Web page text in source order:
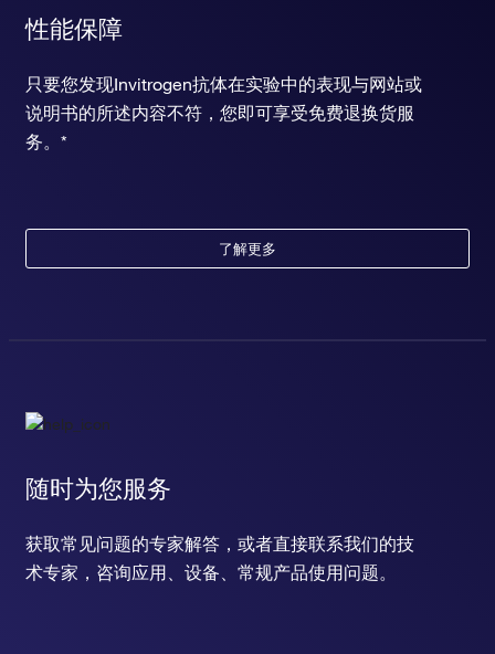
性能保障
只要您发现Invitrogen抗体在实验中的表现与网站或
说明书的所述内容不符，您即可享受免费退换货服
务。*
了解更多
随时为您服务
获取常见问题的专家解答，或者直接联系我们的技
术专家，咨询应用、设备、常规产品使用问题。